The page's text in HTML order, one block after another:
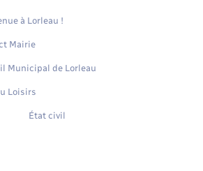
Traduction du
FR
à Lorleau !
Mairie
Municipal de Lorleau
Loisirs
État civil